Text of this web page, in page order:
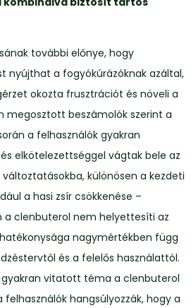
további előnye, hogy
nyújthat a fogyókúrázóknak azáltal,
okozta frusztrációt és növeli a
megosztott beszámolók szerint a
a felhasználók gyakran
elkötelezettséggel vágtak bele az
különösen a kezdeti
a hasi zsír csökkenése –
a clenbuterol nem helyettesíti az
nagymértékben függ
és a felelős használattól.
gyakran vitatott téma a clenbuterol
hangsúlyozzák, hogy a